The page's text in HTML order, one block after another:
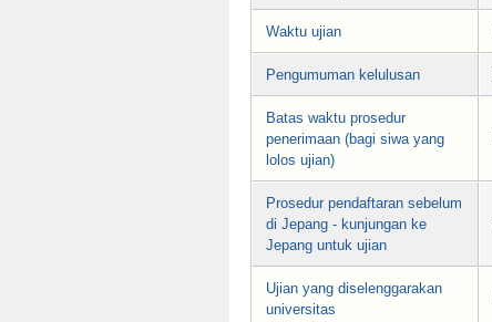
Waktu ujian
Pengumuman kelulusan
Batas waktu prosedur
penerimaan (bagi siwa yang
lolos ujian)
Prosedur pendaftaran sebelum
di Jepang - kunjungan ke
Jepang untuk ujian
Ujian yang diselenggarakan
universitas